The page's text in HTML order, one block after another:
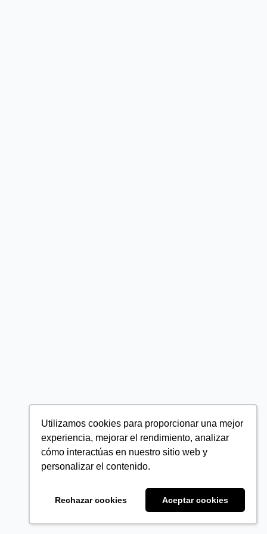
Utilizamos cookies para proporcionar una mejor
experiencia, mejorar el rendimiento, analizar
cómo interactúas en nuestro sitio web y
personalizar el contenido.
Rechazar cookies Aceptar cookies